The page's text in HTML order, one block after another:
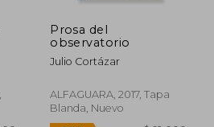
Prosa del
observatorio
Julio Cortázar
ALFAGUARA, 2017, Tapa
Blanda, Nuevo